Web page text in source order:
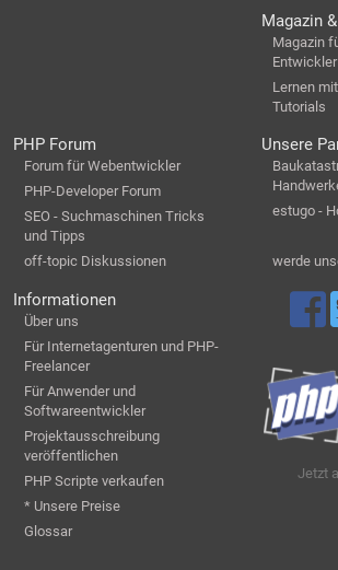
Magazin
Magazin
Entwickler
Lernen
Tutorials
PHP Forum
Forum für Webentwickler
PHP-Developer Forum
SEO - Suchmaschinen Tricks
und Tipps
off-topic Diskussionen
Unsere
estugo -
werde
Informationen
Über uns
Für Internetagenturen und PHP-
Freelancer
Für Anwender und
Softwareentwickler
Projektausschreibung
veröffentlichen
PHP Scripte verkaufen
* Unsere Preise
Glossar
Jetzt